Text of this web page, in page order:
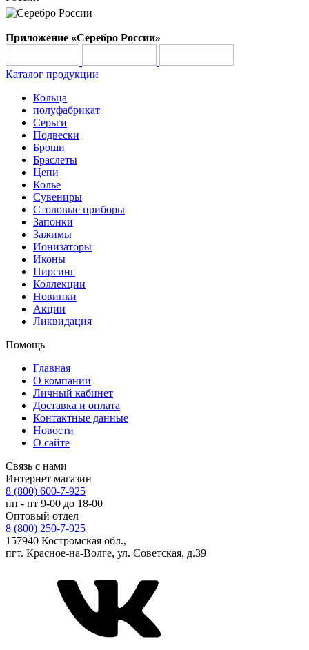
Приложение «Серебро России»
Каталог продукции
Кольца
полуфабрикат
Серьги
Подвески
Броши
Браслеты
Цепи
Колье
Сувениры
Столовые приборы
Запонки
Зажимы
Ионизаторы
Иконы
Пирсинг
Коллекции
Новинки
Акции
Ликвидация
Помощь
Главная
О компании
Личный кабинет
Доставка и оплата
Контактные данные
Новости
О сайте
Связь с нами
Интернет магазин
8 (800) 600-7-925
пн - пт 9-00 до 18-00
Оптовый отдел
8 (800) 250-7-925
157940 Костромская обл.,
пгт. Красное-на-Волге, ул. Советская, д.39